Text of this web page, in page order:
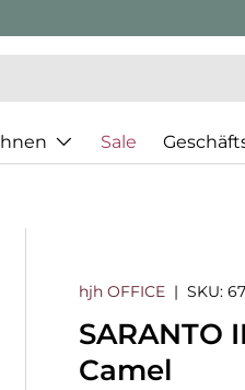
Sale
hjh OFFICE |SKU:
SARANTO
Camel